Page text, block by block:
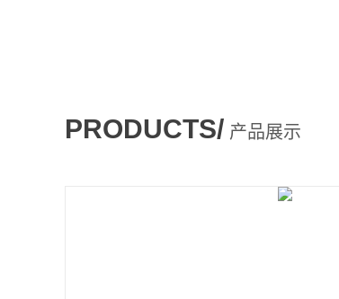
PRODUCTS/ 产品展示